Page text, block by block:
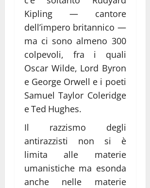
Kipling ― cantore
dell’impero britannico ―
ma ci sono almeno 300
colpevoli, fra i quali
Oscar Wilde, Lord Byron
e George Orwell e i poeti
Samuel Taylor Coleridge
e Ted Hughes.
Il razzismo degli
antirazzisti non si è
limita alle materie
umanistiche ma esonda
anche nelle materie